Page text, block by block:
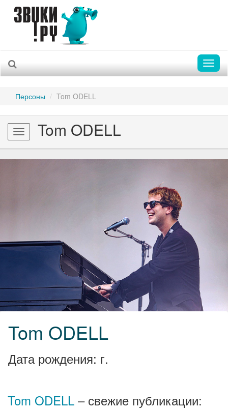
Персоны Tom ODELL
Toggle
navigation
Tom ODELL
Tom ODELL
Дата рождения: г.
Tom ODELL – свежие публикации: